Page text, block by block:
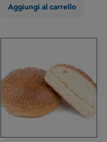
Aggiungi al carrello